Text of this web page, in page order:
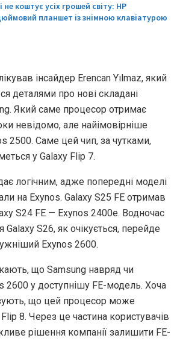
не коштує усіх грошей світу: HP
планшет із знімною клавіатурою
інсайдер Erencan Yılmaz, який
деталями про нові складані
Який саме процесор отримає
невідомо, але найімовірніше
2500. Саме цей чип, за чутками,
у Galaxy Flip 7.
логічним, адже попередні моделі
на Exynos. Galaxy S25 FE отримав
S24 FE — Exynos 2400e. Водночас
Galaxy S26, як очікується, перейде
Exynos 2600.
що Samsung навряд чи
2600 у доступнішу FE-модель. Хоча
що цей процесор може
Flip 8. Через це частина користувачів
рішення компанії залишити FE-